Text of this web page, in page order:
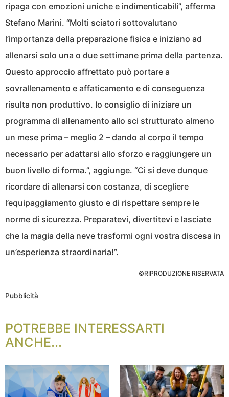
ripaga con emozioni uniche e indimenticabili”, afferma
Stefano Marini. “Molti sciatori sottovalutano
l’importanza della preparazione fisica e iniziano ad
allenarsi solo una o due settimane prima della partenza.
Questo approccio affrettato può portare a
sovrallenamento e affaticamento e di conseguenza
risulta non produttivo. Io consiglio di iniziare un
programma di allenamento allo sci strutturato almeno
un mese prima – meglio 2 – dando al corpo il tempo
necessario per adattarsi allo sforzo e raggiungere un
buon livello di forma.”, aggiunge. “Ci si deve dunque
ricordare di allenarsi con costanza, di scegliere
l’equipaggiamento giusto e di rispettare sempre le
norme di sicurezza. Preparatevi, divertitevi e lasciate
che la magia della neve trasformi ogni vostra discesa in
un’esperienza straordinaria!”.
©RIPRODUZIONE RISERVATA
Pubblicità
POTREBBE INTERESSARTI
ANCHE...